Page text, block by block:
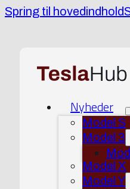
Spring til hovedindhold
Nyheder
Model S
Model 3
Model X
Model Y